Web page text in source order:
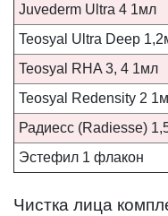
Juvederm Ultra 4 1мл
Teosyal Ultra Deep
Teosyal RHA 3, 4 1мл
Teosyal Redensity 2
Радиесс (Radiesse)
Эстефил 1 флакон
Чистка лица